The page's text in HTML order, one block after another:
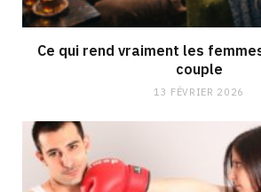
Ce qui rend vraiment les
couple
13 FÉVRIER 2026